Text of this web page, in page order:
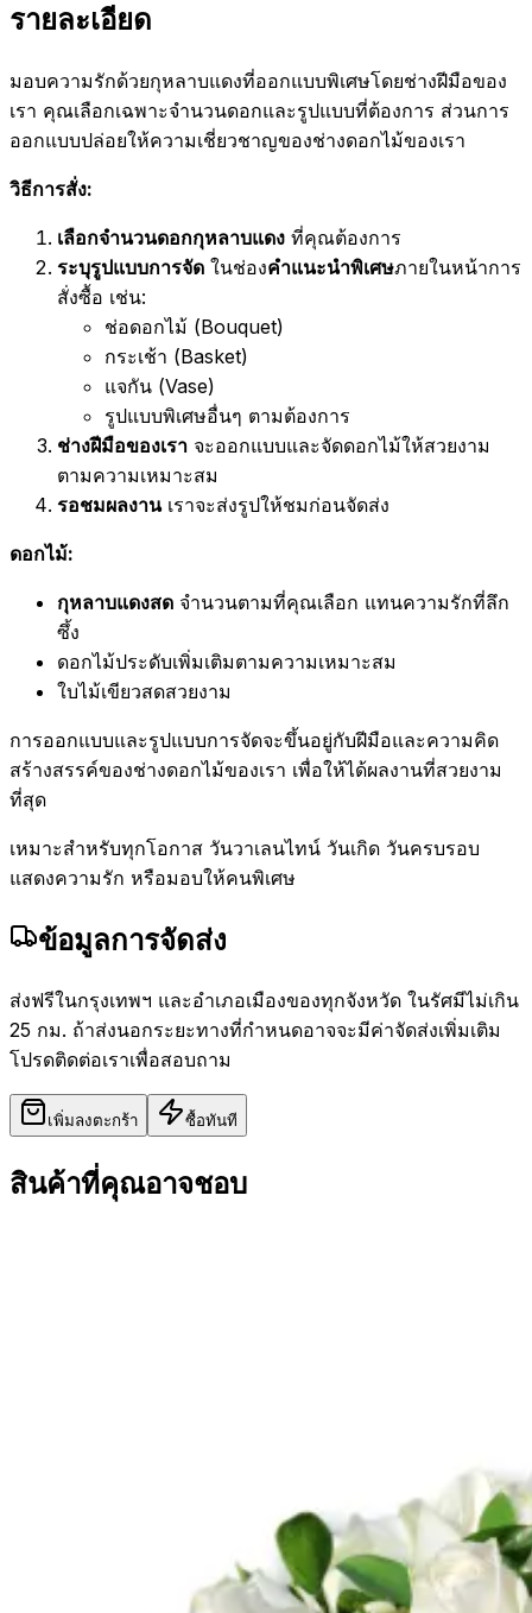
รายละเอียด
มอบความรักด้วยกุหลาบแดงที่ออกแบบพิเศษโดยช่างฝีมือของ
เรา คุณเลือกเฉพาะจำนวนดอกและรูปแบบที่ต้องการ ส่วนการ
ออกแบบปล่อยให้ความเชี่ยวชาญของช่างดอกไม้ของเรา
วิธีการสั่ง:
เลือกจำนวนดอกกุหลาบแดง ที่คุณต้องการ
ระบุรูปแบบการจัด ในช่องคำแนะนำพิเศษภายในหน้าการ
สั่งซื้อ เช่น:
ช่อดอกไม้ (Bouquet)
กระเช้า (Basket)
แจกัน (Vase)
รูปแบบพิเศษอื่นๆ ตามต้องการ
ช่างฝีมือของเรา จะออกแบบและจัดดอกไม้ให้สวยงาม
ตามความเหมาะสม
รอชมผลงานเราจะส่งรูปให้ชมก่อนจัดส่ง
ดอกไม้:
กุหลาบแดงสด จำนวนตามที่คุณเลือก แทนความรักที่ลึก
ซึ้ง
ดอกไม้ประดับเพิ่มเติมตามความเหมาะสม
ใบไม้เขียวสดสวยงาม
การออกแบบและรูปแบบการจัดจะขึ้นอยู่กับฝีมือและความคิด
สร้างสรรค์ของช่างดอกไม้ของเรา เพื่อให้ได้ผลงานที่สวยงาม
ที่สุด
เหมาะสำหรับทุกโอกาส วันวาเลนไทน์ วันเกิด วันครบรอบ
แสดงความรัก หรือมอบให้คนพิเศษ
ข้อมูลการจัดส่ง
ส่งฟรีในกรุงเทพฯ และอำเภอเมืองของทุกจังหวัด ในรัศมีไม่เกิน
25 กม. ถ้าส่งนอกระยะทางที่กำหนดอาจจะมีค่าจัดส่งเพิ่มเติม
โปรดติดต่อเราเพื่อสอบถาม
เพิ่มลงตะกร้า ซื้อทันที
สินค้าที่คุณอาจชอบ